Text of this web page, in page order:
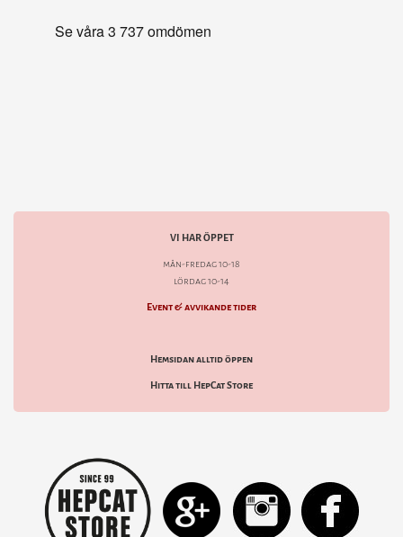
VI HAR ÖPPET
mån-fredag 10-18
lördag 10-14
Event & avvikande tider
Hemsidan alltid öppen
Hitta till HepCat Store